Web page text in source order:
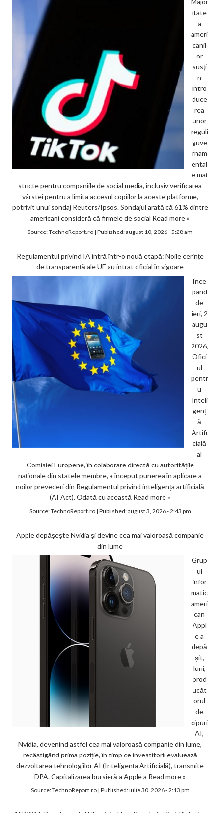
itate
a
ameri
canil
or
susţi
n
intro
duce
rea
unor
reguli
guve
rnam
ental
e mai
stricte pentru companiile de social media, inclusiv verificarea
vârstei pentru a limita accesul copiilor la aceste platforme,
potrivit unui sondaj Reuters/Ipsos. Sondajul arată că 61% dintre
americani consideră că firmele de social Read more »
Source:TechnoReport.ro | Published:august 10, 2026 - 5:28 am
Regulamentul privind IA intră într-o nouă etapă: Noile cerințe
de transparență ale UE au intrat oficial în vigoare
Înce
pând
de
ieri, 2
augu
st
2026,
Ofici
ul
pentr
u
Inteli
genț
ă
Artifi
cială
al
Comisiei Europene, în colaborare directă cu autoritățile
naționale din statele membre, a început punerea în aplicare a
noilor prevederi din Regulamentul privind inteligența artificială
(AI Act). Odată cu această Read more »
Source:TechnoReport.ro| Published:august 3, 2026 - 2:43 pm
Apple depășește Nvidia și devine cea mai valoroasă companie
din lume
Grup
ul
infor
matic
ameri
can
Appl
e a
depă
șit,
luni,
prod
ucăt
orul
de
cipuri
AI,
Nvidia, devenind astfel cea mai valoroasă companie din lume,
recâștigând prima poziție, în timp ce investitorii evaluează
dezvoltarea tehnologiilor AI (Inteligența Artificială), transmite
DPA. Capitalizarea bursieră a Apple a Read more »
Source:TechnoReport.ro| Published:iulie 30, 2026 - 2:13 pm